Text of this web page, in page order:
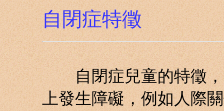
自閉症特徵
自閉症兒童的特徵，
上發生障礙，例如人際